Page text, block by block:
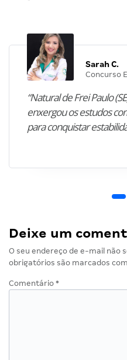
Sarah C.
Concurso
“Natural de Frei Paulo
enxergou os estudos
para conquistar
Deixe um
O seu endereço de e-mail não
obrigatórios são marcados com
Comentário *